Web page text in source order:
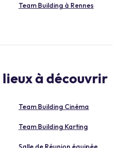
Team Building à Rennes
à découvrir
Team Building Cinéma
Team Building Karting